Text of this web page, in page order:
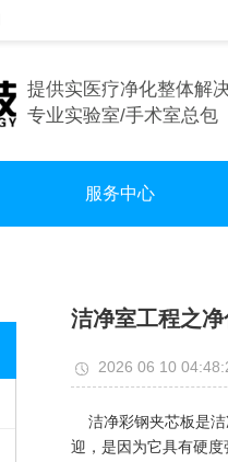
提供实医疗净化整体解
专业实验室/手术室总包
服务中心
无尘车间净化装修
洁净室工程之
2026 06 10
洁净彩钢夹芯板是洁
迎，是因为它具有硬